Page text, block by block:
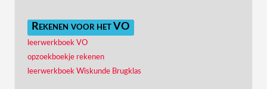
Rekenen voor het VO
leerwerkboek VO
opzoekboekje rekenen
leerwerkboek Wiskunde Brugklas